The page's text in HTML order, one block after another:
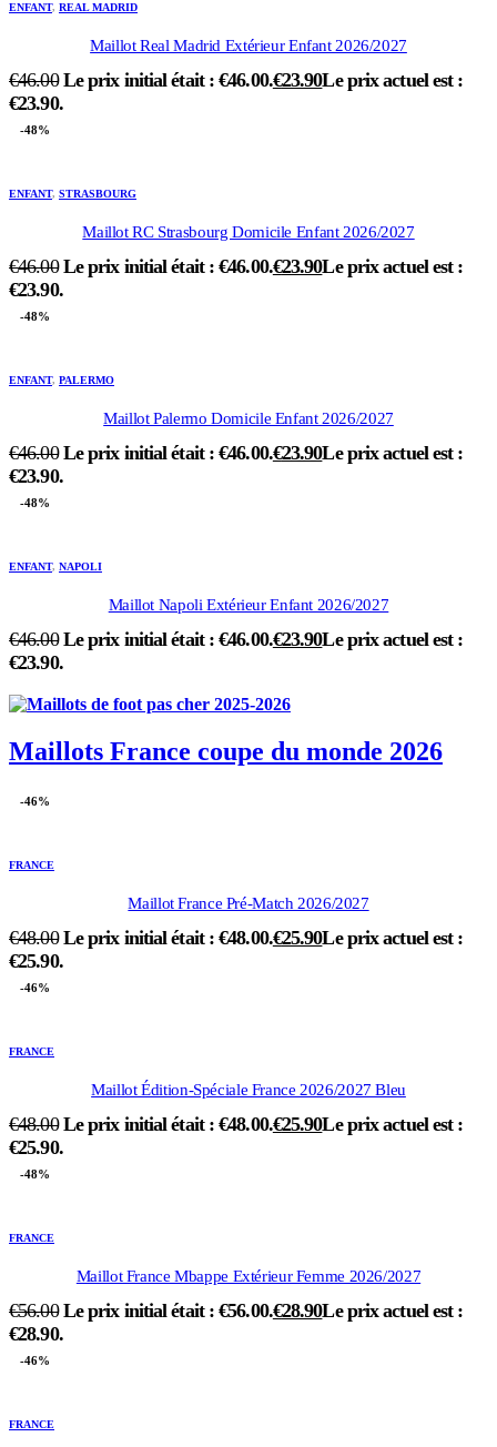
ENFANT, REAL MADRID
Maillot Real Madrid Extérieur Enfant 2026/2027
€46.00 Le prix initial était : €46.00.€23.90Le prix actuel est :
€23.90.
-48%
ENFANT, STRASBOURG
Maillot RC Strasbourg Domicile Enfant 2026/2027
€46.00 Le prix initial était : €46.00.€23.90Le prix actuel est :
€23.90.
-48%
ENFANT, PALERMO
Maillot Palermo Domicile Enfant 2026/2027
€46.00 Le prix initial était : €46.00.€23.90Le prix actuel est :
€23.90.
-48%
ENFANT, NAPOLI
Maillot Napoli Extérieur Enfant 2026/2027
€46.00 Le prix initial était : €46.00.€23.90Le prix actuel est :
€23.90.
Maillots France coupe du monde 2026
-46%
FRANCE
Maillot France Pré-Match 2026/2027
€48.00 Le prix initial était : €48.00.€25.90Le prix actuel est :
€25.90.
-46%
FRANCE
Maillot Édition-Spéciale France 2026/2027 Bleu
€48.00 Le prix initial était : €48.00.€25.90Le prix actuel est :
€25.90.
-48%
FRANCE
Maillot France Mbappe Extérieur Femme 2026/2027
€56.00 Le prix initial était : €56.00.€28.90Le prix actuel est :
€28.90.
-46%
FRANCE